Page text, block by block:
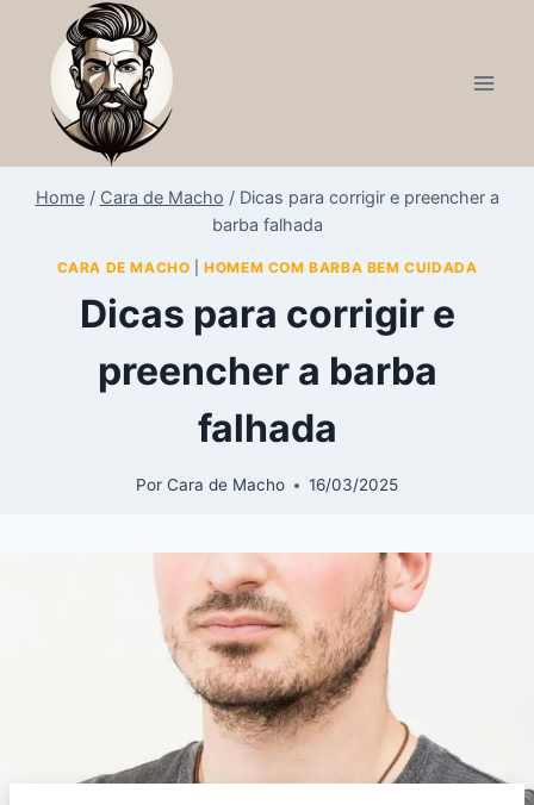
Home / Cara de Macho / Dicas para corrigir e preencher a
barba falhada
CARA DE MACHO |HOMEM COM BARBA BEM CUIDADA
Dicas para corrigir e
preencher a barba
falhada
Por Cara de Macho 16/03/2025